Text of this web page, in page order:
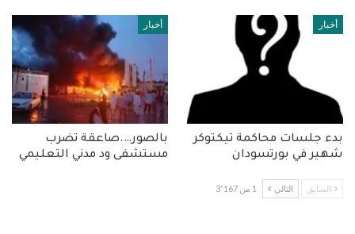
أخبار
بدء جلسات محاكمة تيكتوكر
شهير في بورتسودان
أخبار
بالصور….صاعقة تضرب
مستشفى ود مدني التعليمي
السابق التالي 1 من 3٬167